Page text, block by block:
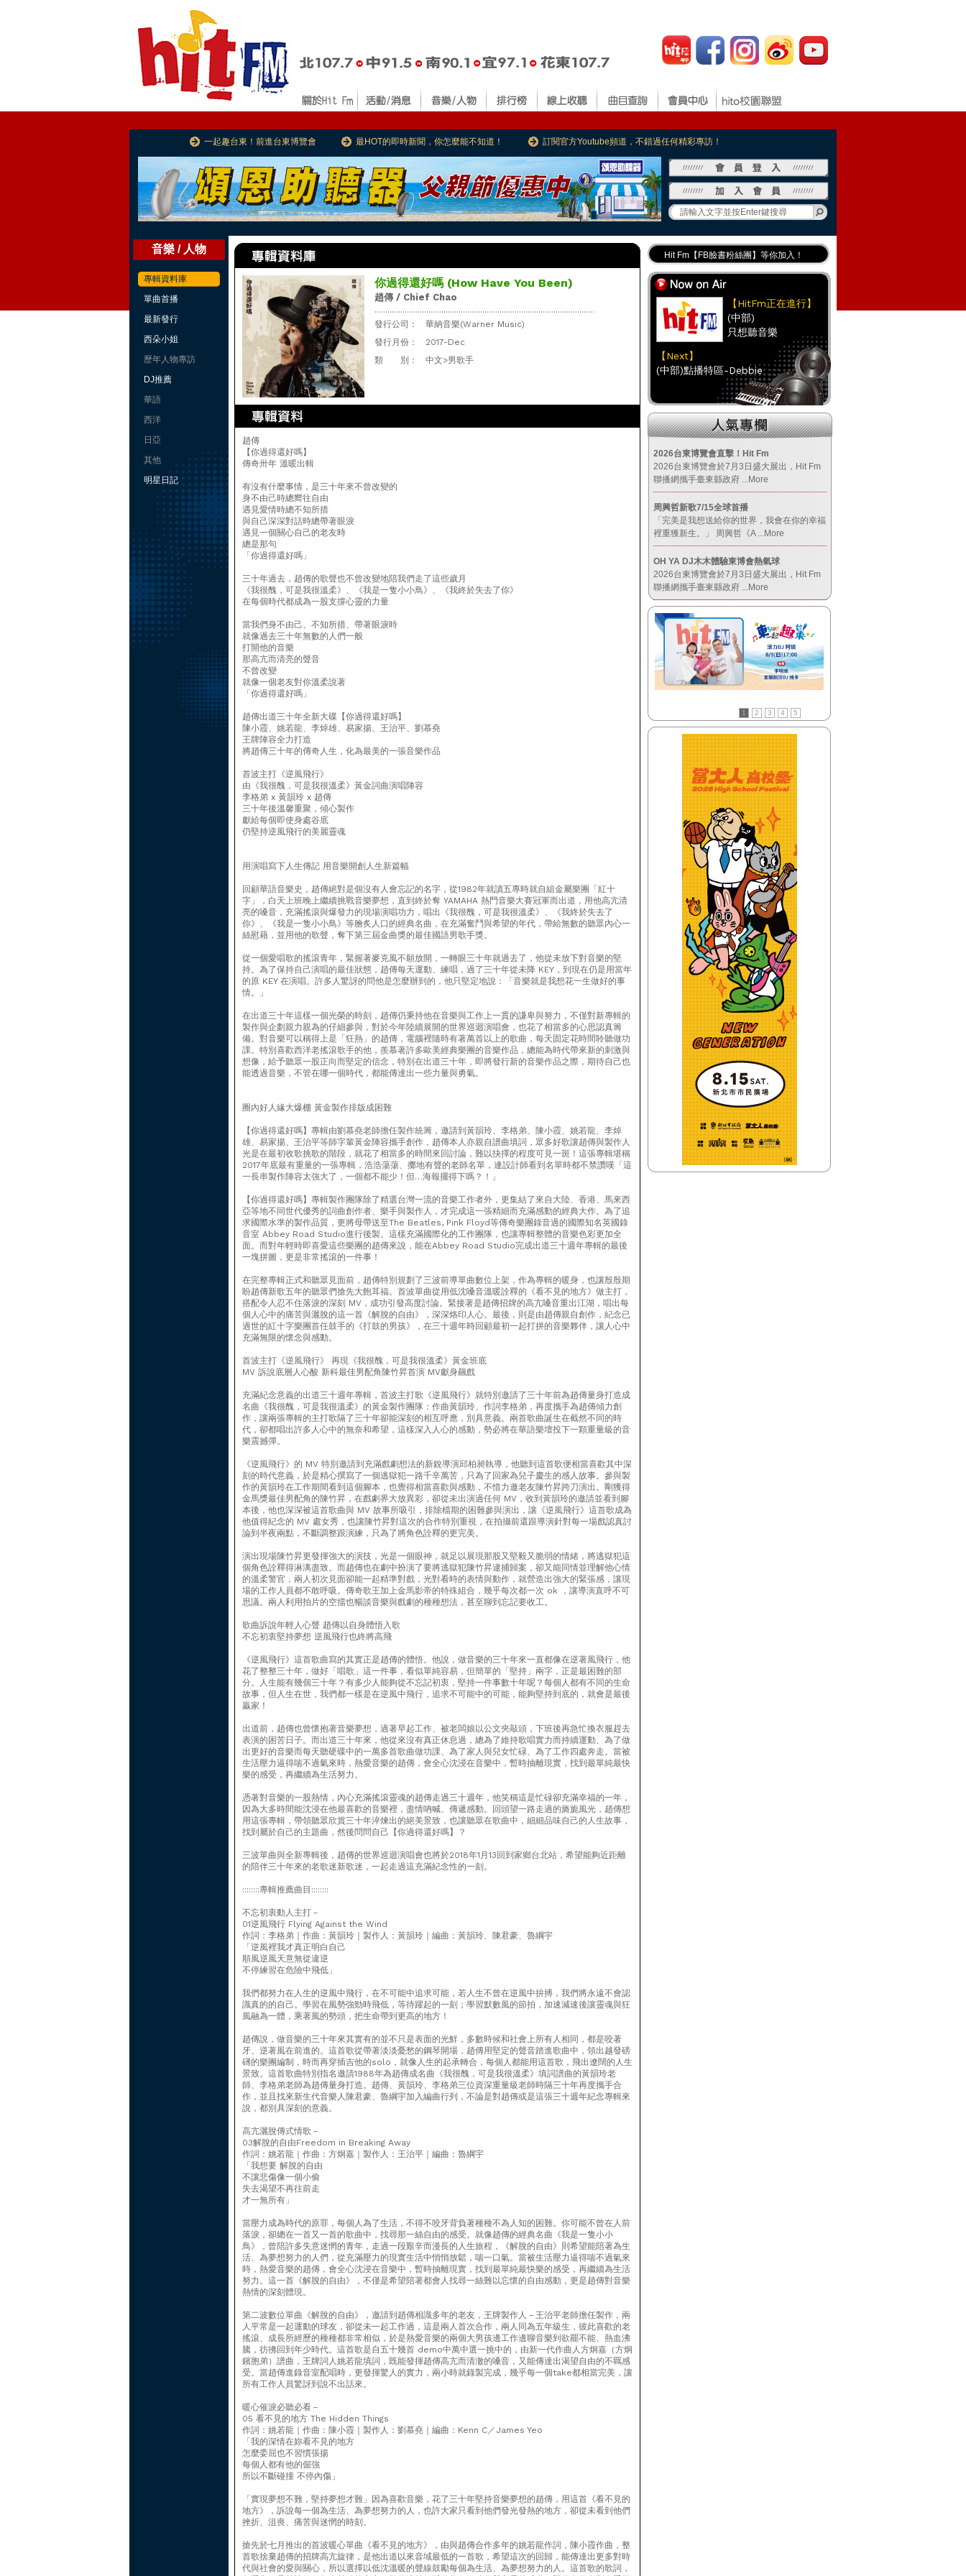
一起趣台東！前進台東博覽會 最HOT的即時新聞，你怎麼能不知道！ 訂閱官方Youtube頻道，不錯過任何精彩專訪！
音樂 / 人物
專輯資料庫
單曲首播
最新發行
西朵小姐
歷年人物專訪
DJ推薦
華語
西洋
日亞
其他
明星日記
你過得還好嗎 (How Have You Been)
趙傳 / Chief Chao
......................................................................................................
發行公司：
華納音樂(Warner Music)
發行月份：
2017-Dec
類 別：
中文>男歌手
趙傳
【你過得還好嗎】
傳奇卅年 溫暖出輯
有沒有什麼事情，是三十年來不曾改變的
身不由己時總嚮往自由
遇見愛情時總不知所措
與自己深深對話時總帶著眼淚
遇見一個關心自己的老友時
總是那句
「你過得還好嗎」
三十年過去，趙傳的歌聲也不曾改變地陪我們走了這些歲月
《我很醜，可是我很溫柔》、《我是一隻小小鳥》、《我終於失去了你》
在每個時代都成為一股支撐心靈的力量
當我們身不由己、不知所措、帶著眼淚時
就像過去三十年無數的人們一般
打開他的音樂
那高亢而清亮的聲音
不曾改變
就像一個老友對你溫柔說著
「你過得還好嗎」
趙傳出道三十年全新大碟【你過得還好嗎】
陳小霞、姚若龍、李焯雄、易家揚、王治平、劉慕堯
王牌陣容全力打造
將趙傳三十年的傳奇人生，化為最美的一張音樂作品
首波主打《逆風飛行》
由《我很醜，可是我很溫柔》黃金詞曲演唱陣容
李格弟 x 黃韻玲 x 趙傳
三十年後溫馨重聚，傾心製作
獻給每個即使身處谷底
仍堅持逆風飛行的美麗靈魂
用演唱寫下人生傳記 用音樂開創人生新篇幅
回顧華語音樂史，趙傳絕對是個沒有人會忘記的名字，從1982年就讀五專時就自組金屬樂團「紅十
字」，白天上班晚上繼續挑戰音樂夢想，直到終於奪 YAMAHA 熱門音樂大賽冠軍而出道，用他高亢清
亮的嗓音，充滿搖滾與爆發力的現場演唱功力，唱出《我很醜，可是我很溫柔》、《我終於失去了
你》、《我是一隻小小鳥》等膾炙人口的經典名曲，在充滿奮鬥與希望的年代，帶給無數的聽眾內心一
絲慰藉，並用他的歌聲，奪下第三屆金曲獎的最佳國語男歌手獎。
從一個愛唱歌的搖滾青年，緊握著麥克風不願放開，一轉眼三十年就過去了，他從未放下對音樂的堅
持。為了保持自己演唱的最佳狀態，趙傳每天運動、練唱，過了三十年從未降 KEY，到現在仍是用當年
的原 KEY 在演唱。許多人驚訝的問他是怎麼辦到的，他只堅定地說：「音樂就是我想花一生做好的事
情。」
在出道三十年這樣一個光榮的時刻，趙傳仍秉持他在音樂與工作上一貫的謙卑與努力，不僅對新專輯的
製作與企劃親力親為的仔細參與，對於今年陸續展開的世界巡迴演唱會，也花了相當多的心思認真籌
備。對音樂可以稱得上是「狂熱」的趙傳，電腦裡隨時有著萬首以上的歌曲，每天固定花時間聆聽做功
課。特別喜歡西洋老搖滾歌手的他，羨慕著許多歐美經典樂團的音樂作品，總能為時代帶來新的刺激與
想像，給予聽眾一股正向而堅定的信念，特別在出道三十年，即將發行新的音樂作品之際，期待自己也
能透過音樂，不管在哪一個時代，都能傳達出一些力量與勇氣。
圈內好人緣大爆棚 黃金製作排版成困難
【你過得還好嗎】專輯由劉慕堯老師擔任製作統籌，邀請到黃韻玲、李格弟、陳小霞、姚若龍、李焯
雄、易家揚、王治平等師字輩黃金陣容攜手創作，趙傳本人亦親自譜曲填詞，眾多好歌讓趙傳與製作人
光是在最初收歌挑歌的階段，就花了相當多的時間來回討論，難以抉擇的程度可見一斑！這張專輯堪稱
2017年底最有重量的一張專輯，浩浩蕩蕩、擲地有聲的老師名單，連設計師看到名單時都不禁讚嘆「這
一長串製作陣容太強大了，一個都不能少！但…海報擺得下嗎？！」
【你過得還好嗎】專輯製作團隊除了精選台灣一流的音樂工作者外，更集結了來自大陸、香港、馬來西
亞等地不同世代優秀的詞曲創作者、樂手與製作人，才完成這一張精細而充滿感動的經典大作。為了追
求國際水準的製作品質，更將母帶送至The Beatles, Pink Floyd等傳奇樂團錄音過的國際知名英國錄
音室 Abbey Road Studio進行後製。這樣充滿國際化的工作團隊，也讓專輯整體的音樂色彩更加全
面。而對年輕時即喜愛這些樂團的趙傳來說，能在Abbey Road Studio完成出道三十週年專輯的最後
一塊拼圖，更是非常搖滾的一件事！
在完整專輯正式和聽眾見面前，趙傳特別規劃了三波前導單曲數位上架，作為專輯的暖身，也讓殷殷期
盼趙傳新歌五年的聽眾們搶先大飽耳福。首波單曲從用低沈嗓音溫暖詮釋的《看不見的地方》做主打，
搭配令人忍不住落淚的深刻 MV，成功引發高度討論。緊接著是趙傳招牌的高亢嗓音重出江湖，唱出每
個人心中的痛苦與灑脫的這一首《解脫的自由》，深深烙印人心。最後，則是由趙傳親自創作，紀念已
過世的紅十字樂團首任鼓手的《打鼓的男孩》，在三十週年時回顧最初一起打拼的音樂夥伴，讓人心中
充滿無限的懷念與感動。
首波主打《逆風飛行》 再現《我很醜，可是我很溫柔》黃金班底
MV 訴說底層人心酸 新科最佳男配角陳竹昇首演 MV獻身飆戲
充滿紀念意義的出道三十週年專輯，首波主打歌《逆風飛行》就特別邀請了三十年前為趙傳量身打造成
名曲《我很醜，可是我很溫柔》的黃金製作團隊：作曲黃韻玲、作詞李格弟，再度攜手為趙傳傾力創
作，讓兩張專輯的主打歌隔了三十年卻能深刻的相互呼應，別具意義。兩首歌曲誕生在截然不同的時
代，卻都唱出許多人心中的無奈和希望，這樣深入人心的感動，勢必將在華語樂壇投下一顆重量級的音
樂震撼彈。
《逆風飛行》的 MV 特別邀請到充滿戲劇想法的新銳導演邱柏昶執導，他聽到這首歌便相當喜歡其中深
刻的時代意義，於是精心撰寫了一個逃獄犯一路千辛萬苦，只為了回家為兒子慶生的感人故事。參與製
作的黃韻玲在工作期間看到這個腳本，也覺得相當喜歡與感動，不惜力邀老友陳竹昇跨刀演出。剛獲得
金馬獎最佳男配角的陳竹昇，在戲劇界大放異彩，卻從未出演過任何 MV，收到黃韻玲的邀請並看到腳
本後，他也深深被這首歌曲與 MV 故事所吸引，排除檔期的困難參與演出，讓《逆風飛行》這首歌成為
他值得紀念的 MV 處女秀，也讓陳竹昇對這次的合作特別重視，在拍攝前還跟導演針對每一場戲認真討
論到半夜兩點，不斷調整跟演練，只為了將角色詮釋的更完美。
演出現場陳竹昇更發揮強大的演技，光是一個眼神，就足以展現那股又堅毅又脆弱的情緒，將逃獄犯這
個角色詮釋得淋漓盡致。而趙傳也在劇中扮演了要將逃獄犯陳竹昇逮捕歸案，卻又能同情並理解他心情
的溫柔警官，兩人初次見面卻能一起精準對戲，光對看時的表情與動作，就營造出強大的緊張感，讓現
場的工作人員都不敢呼吸。傳奇歌王加上金馬影帝的特殊組合，幾乎每次都一次 ok ，讓導演直呼不可
思議。兩人利用拍片的空擋也暢談音樂與戲劇的種種想法，甚至聊到忘記要收工。
歌曲訴說年輕人心聲 趙傳以自身體悟入歌
不忘初衷堅持夢想 逆風飛行也終將高飛
《逆風飛行》這首歌曲寫的其實正是趙傳的體悟。他說，做音樂的三十年來一直都像在逆著風飛行，他
花了整整三十年，做好「唱歌」這一件事，看似單純容易，但簡單的「堅持」兩字，正是最困難的部
分。人生能有幾個三十年？有多少人能夠從不忘記初衷，堅持一件事數十年呢？每個人都有不同的生命
故事，但人生在世，我們都一樣是在逆風中飛行，追求不可能中的可能，能夠堅持到底的，就會是最後
贏家！
出道前，趙傳也曾懷抱著音樂夢想，過著早起工作、被老闆娘以公文夾敲頭，下班後再急忙換衣服趕去
表演的困苦日子。而出道三十年來，他從來沒有真正休息過，總為了維持歌唱實力而持續運動、為了做
出更好的音樂而每天聽硬碟中的一萬多首歌曲做功課、為了家人與兒女忙碌、為了工作四處奔走。當被
生活壓力逼得喘不過氣來時，熱愛音樂的趙傳，會全心沈浸在音樂中，暫時抽離現實，找到最單純最快
樂的感受，再繼續為生活努力。
憑著對音樂的一股熱情，內心充滿搖滾靈魂的趙傳走過三十週年，他笑稱這是忙碌卻充滿幸福的一年，
因為大多時間能沈浸在他最喜歡的音樂裡，盡情吶喊、傳遞感動。回頭望一路走過的旖旎風光，趙傳想
用這張專輯，帶領聽眾欣賞三十年淬煉出的絕美景致，也讓聽眾在歌曲中，細細品味自己的人生故事，
找到屬於自己的主題曲，然後問問自己【你過得還好嗎】？
三波單曲與全新專輯後，趙傳的世界巡迴演唱會也將於2018年1月13回到家鄉台北站，希望能夠近距離
的陪伴三十年來的老歌迷新歌迷，一起走過這充滿紀念性的一刻。
::::::::專輯推薦曲目::::::::
不忘初衷動人主打－
01逆風飛行 Flying Against the Wind
作詞：李格弟｜作曲：黃韻玲｜製作人：黃韻玲｜編曲：黃韻玲、陳君豪、魯綱宇
「逆風裡我才真正明白自己
順風逆風天意無從違逆
不停練習在危險中飛低」
我們都努力在人生的逆風中飛行，在不可能中追求可能，若人生不曾在逆風中拚搏，我們將永遠不會認
識真的的自己。學習在風勢強勁時飛低，等待躍起的一刻；學習默數風的節拍，加速減速後讓靈魂與狂
風融為一體，乘著風的勢頭，把生命帶到更高的地方！
趙傳說，做音樂的三十年來其實有的並不只是表面的光鮮，多數時候和社會上所有人相同，都是咬著
牙、逆著風在前進的。這首歌從帶著淡淡憂愁的鋼琴開場，趙傳用堅定的聲音踏進歌曲中，領出越發磅
礡的樂團編制，時而再穿插吉他的solo，就像人生的起承轉合，每個人都能用這首歌，飛出遼闊的人生
景致。這首歌曲特別指名邀請1988年為趙傳成名曲《我很醜，可是我很溫柔》填詞譜曲的黃韻玲老
師、李格弟老師為趙傳量身打造。趙傳、黃韻玲、李格弟三位資深重量級老師時隔三十年再度攜手合
作，並且找來新生代音樂人陳君豪、魯綱宇加入編曲行列，不論是對趙傳或是這張三十週年紀念專輯來
說，都別具深刻的意義。
高亢灑脫傳式情歌－
03解脫的自由Freedom in Breaking Away
作詞：姚若龍｜作曲：方炯嘉｜製作人：王治平｜編曲：魯綱宇
「我想要 解脫的自由
不讓悲傷像一個小偷
失去渴望不再往前走
才一無所有」
當壓力成為時代的原罪，每個人為了生活，不得不咬牙背負著種種不為人知的困難。你可能不曾在人前
落淚，卻總在一首又一首的歌曲中，找尋那一絲自由的感受。就像趙傳的經典名曲《我是一隻小小
鳥》，曾陪許多失意迷惘的青年，走過一段艱辛而漫長的人生旅程，《解脫的自由》則希望能陪著為生
活、為夢想努力的人們，從充滿壓力的現實生活中悄悄放鬆，喘一口氣。當被生活壓力逼得喘不過氣來
時，熱愛音樂的趙傳，會全心沈浸在音樂中，暫時抽離現實，找到最單純最快樂的感受，再繼續為生活
努力。這一首《解脫的自由》，不僅是希望陪著都會人找尋一絲難以忘懷的自由感動，更是趙傳對音樂
熱情的深刻體現。
第二波數位單曲《解脫的自由》，邀請到趙傳相識多年的老友，王牌製作人－王治平老師擔任製作，兩
人平常是一起運動的球友，卻從未一起工作過，這是兩人首次合作，兩人同為五年級生，彼此喜歡的老
搖滾、成長所經歷的種種都非常相似，於是熱愛音樂的兩個大男孩邊工作邊聊音樂到欲罷不能、熱血沸
騰，彷彿回到年少時代。這首歌是自五十幾首 demo中萬中選一挑中的，由新一代作曲人方炯嘉（方炯
鑌胞弟）譜曲，王牌詞人姚若龍填詞，既能發揮趙傳高亢而清澈的嗓音，又能傳達出渴望自由的不羈感
受。當趙傳進錄音室配唱時，更發揮驚人的實力，兩小時就錄製完成，幾乎每一個take都相當完美，讓
所有工作人員驚訝到說不出話來。
暖心催淚必聽必看－
05 看不見的地方 The Hidden Things
作詞：姚若龍｜作曲：陳小霞｜製作人：劉慕堯｜編曲：Kenn C／James Yeo
「我的深情在妳看不見的地方
怎麼委屈也不習慣張揚
每個人都有他的倔強
所以不斷碰撞 不停內傷」
「實現夢想不難，堅持夢想才難」因為喜歡音樂，花了三十年堅持音樂夢想的趙傳，用這首《看不見的
地方》，訴說每一個為生活、為夢想努力的人，也許大家只看到他們發光發熱的地方，卻從未看到他們
挫折、沮喪、痛苦與迷惘的時刻。
搶先於七月推出的首波暖心單曲《看不見的地方》，由與趙傳合作多年的姚若龍作詞，陳小霞作曲，整
首歌捨棄趙傳的招牌高亢旋律，是他出道以來音域最低的一首歌，希望這次的回歸，能傳達出更多對時
代與社會的愛與關心，所以選擇以低沈溫暖的聲線鼓勵每個為生活、為夢想努力的人。這首歌的歌詞，
Hit Fm【FB臉書粉絲團】等你加入！
最專業《DJ推薦》好音樂千萬別錯過！
好康報報 最新優惠訊息都在這！
Hit Fm的【IG】新鮮又好玩快加入！
【HitFm正在進行】
(中部)
只想聽音樂
【Next】
(中部)點播特區-Debbie
【HitFm正在進行】
(南部)
HAPPY DJ-Tracy
【Next】
(南部)點播特區-小米
【HitFm正在進行】
(宜蘭)
只想聽音樂
【Next】
(宜蘭)週末賴一下
【HitFm正在進行】
(花東)
只想聽音樂
(北部)
只想聽音樂
(北部)賴床DJ-Phoenix
2026台東博覽會直擊！Hit Fm
2026台東博覽會於7月3日盛大展出，Hit Fm
聯播網攜手臺東縣政府 ...More
周興哲新歌7/15全球首播
「完美是我想送給你的世界，我會在你的幸福
裡重獲新生。」 周興哲《A ...More
OH YA DJ木木體驗東博會熱氣球
2026台東博覽會於7月3日盛大展出，Hit Fm
聯播網攜手臺東縣政府 ...More
1 2 3 4 5